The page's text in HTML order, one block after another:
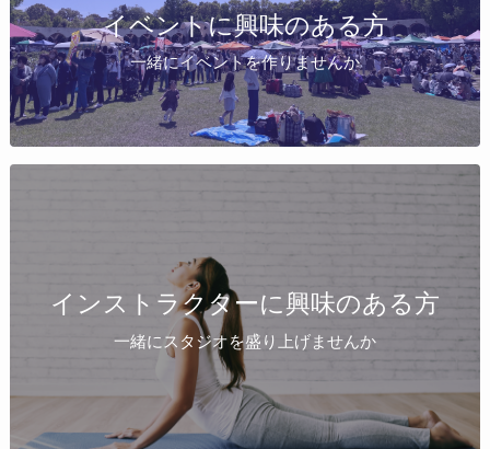
イベントに興味のある方
一緒にイベントを作りませんか
インストラクターに興味のある方
一緒にスタジオを盛り上げませんか